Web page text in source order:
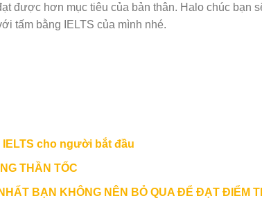
được hơn mục tiêu của bản thân. Halo chúc bạn
tấm bằng IELTS của mình nhé.
IELTS cho người bắt đầu
THẦN TỐC
BẠN KHÔNG NÊN BỎ QUA ĐỂ ĐẠT ĐIỂM